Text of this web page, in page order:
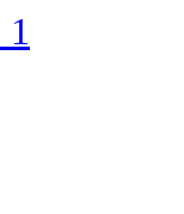
1